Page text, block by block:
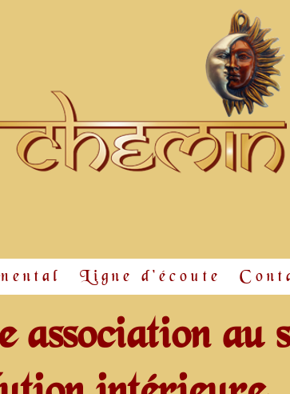
Ligne d'écoute
association au